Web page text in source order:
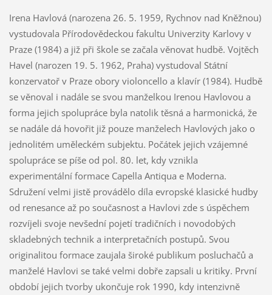
Irena Havlová (narozena 26. 5. 1959, Rychnov nad Kněžnou)
vystudovala Přírodovědeckou fakultu Univerzity Karlovy v
Praze (1984) a již při škole se začala věnovat hudbě. Vojtěch
Havel (narozen 19. 5. 1962, Praha) vystudoval Státní
konzervatoř v Praze obory violoncello a klavír (1984). Hudbě
se věnoval i nadále se svou manželkou Irenou Havlovou a
forma jejich spolupráce byla natolik těsná a harmonická, že
se nadále dá hovořit již pouze manželech Havlových jako o
jednolitém uměleckém subjektu. Počátek jejich vzájemné
spolupráce se píše od pol. 80. let, kdy vznikla
experimentální formace Capella Antiqua e Moderna.
Sdružení velmi jistě provádělo díla evropské klasické hudby
od renesance až po současnost a Havlovi zde s úspěchem
rozvíjeli svoje nevšední pojetí tradičních i novodobých
skladebných technik a interpretačních postupů. Svou
originalitou formace zaujala široké publikum posluchačů a
manželé Havlovi se také velmi dobře zapsali u kritiky. První
období jejich tvorby ukončuje rok 1990, kdy intenzivně